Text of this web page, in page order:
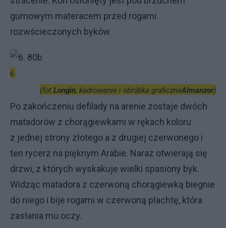
gumowym materacem przed rogami
rozwścieczonych byków.
6.
(fot.Longin, kadrowanie i obróbka graficznaAlmanzor)
Po zakończeniu defilady na arenie zostaje dwóch
matadorów z chorągiewkami w rękach koloru
z jednej strony złotego a z drugiej czerwonego i
ten rycerz na pięknym Arabie. Naraz otwierają się
drzwi, z których wyskakuje wielki spasiony byk.
Widząc matadora z czerwoną chorągiewką biegnie
do niego i bije rogami w czerwoną płachtę, która
zasłania mu oczy.